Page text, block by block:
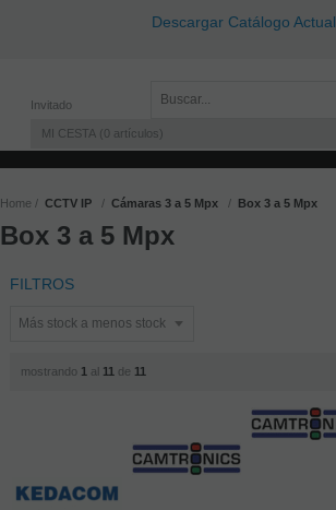
Descargar Catálogo Actual
Invitado
MI CESTA 0 artículos
Home CCTV IP Cámaras 3 a 5 Mpx Box 3 a 5 Mpx
Box 3 a 5 Mpx
FILTROS
mostrando 1 al 11 de 11